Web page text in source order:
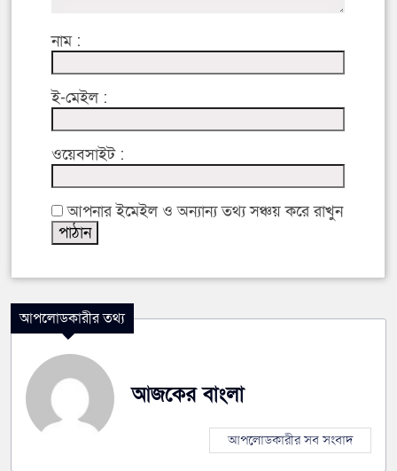
নাম :
ই-মেইল :
ওয়েবসাইট :
আপনার ইমেইল ও অন্যান্য তথ্য সঞ্চয় করে রাখুন
আপলোডকারীর তথ্য
আজকের বাংলা
আপলোডকারীর সব সংবাদ